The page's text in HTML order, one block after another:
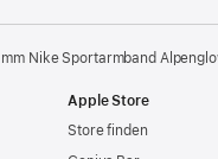
neues
Nike Sportarmband
Apple Store
Store finden